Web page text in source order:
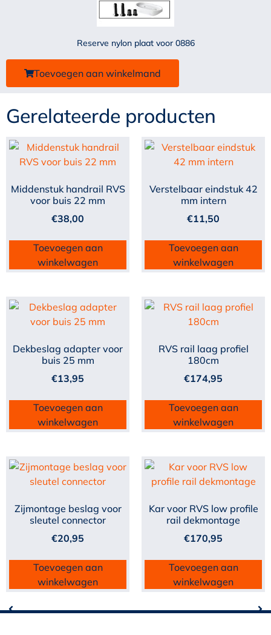
Reserve nylon plaat voor 0886
Toevoegen aan winkelmand
Gerelateerde producten
Middenstuk handrail RVS
voor buis 22 mm
€38,00
Toevoegen aan
winkelwagen
Verstelbaar eindstuk 42
mm intern
€11,50
Toevoegen aan
winkelwagen
Dekbeslag adapter voor
buis 25 mm
€13,95
Toevoegen aan
winkelwagen
RVS rail laag profiel
180cm
€174,95
Toevoegen aan
winkelwagen
Zijmontage beslag voor
sleutel connector
€20,95
Toevoegen aan
winkelwagen
Kar voor RVS low profile
rail dekmontage
€170,95
Toevoegen aan
winkelwagen